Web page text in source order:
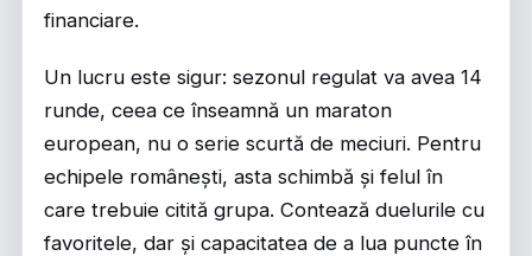
financiare.
Un lucru este sigur: sezonul regulat va avea 14
runde, ceea ce înseamnă un maraton
european, nu o serie scurtă de meciuri. Pentru
echipele românești, asta schimbă și felul în
care trebuie citită grupa. Contează duelurile cu
favoritele, dar și capacitatea de a lua puncte în